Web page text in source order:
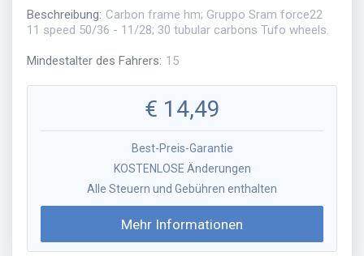
Beschreibung: Carbon frame hm; Gruppo Sram force22
11 speed 50/36 - 11/28; 30 tubular carbons Tufo wheels.
Mindestalter des Fahrers: 15
€ 14,49
Best-Preis-Garantie
KOSTENLOSE Änderungen
Alle Steuern und Gebühren enthalten
Mehr Informationen